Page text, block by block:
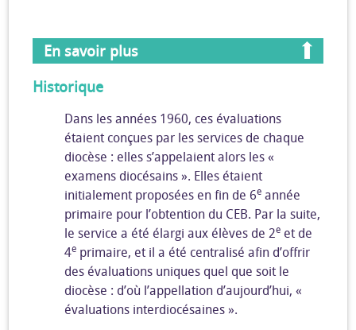
En savoir plus
Historique
Dans les années 1960, ces évaluations
étaient conçues par les services de chaque
diocèse : elles s’appelaient alors les «
examens diocésains ». Elles étaient
initialement proposées en fin de 6e année
primaire pour l’obtention du CEB. Par la suite,
le service a été élargi aux élèves de 2e et de
4e primaire, et il a été centralisé afin d’offrir
des évaluations uniques quel que soit le
diocèse : d’où l’appellation d’aujourd’hui, «
évaluations interdiocésaines ».